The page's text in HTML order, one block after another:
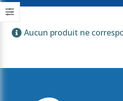
Aucun produit ne